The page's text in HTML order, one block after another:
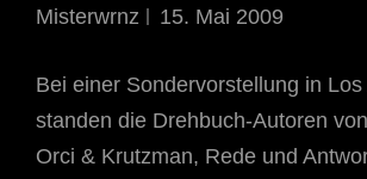
Misterwrnz 15. Mai 2009
Bei einer Sondervorstellung in
standen die Drehbuch-Autoren
Orci & Krutzman, Rede und